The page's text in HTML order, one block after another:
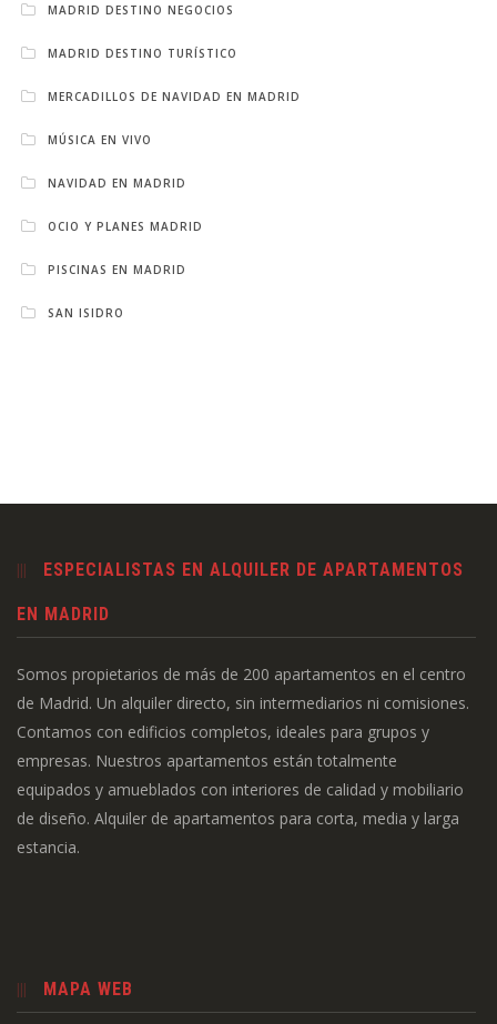
MADRID DESTINO NEGOCIOS
MADRID DESTINO TURÍSTICO
MERCADILLOS DE NAVIDAD EN MADRID
MÚSICA EN VIVO
NAVIDAD EN MADRID
OCIO Y PLANES MADRID
PISCINAS EN MADRID
SAN ISIDRO
ESPECIALISTAS EN ALQUILER DE APARTAMENTOS
EN MADRID
Somos propietarios de más de 200 apartamentos en el centro
de Madrid. Un alquiler directo, sin intermediarios ni comisiones.
Contamos con edificios completos, ideales para grupos y
empresas. Nuestros apartamentos están totalmente
equipados y amueblados con interiores de calidad y mobiliario
de diseño. Alquiler de apartamentos para corta, media y larga
estancia.
MAPA WEB